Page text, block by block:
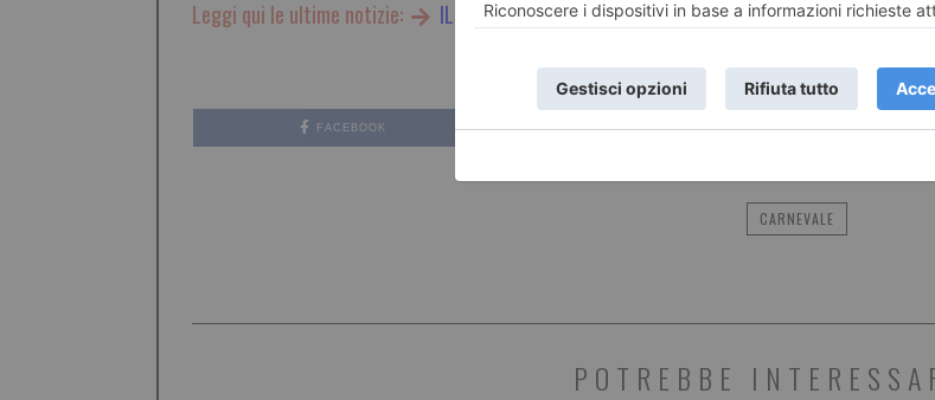
Leggi qui le ultime notizie: IL TORINESE
FACEBOOK TWITTER
CARNEVALE
POTREBBE